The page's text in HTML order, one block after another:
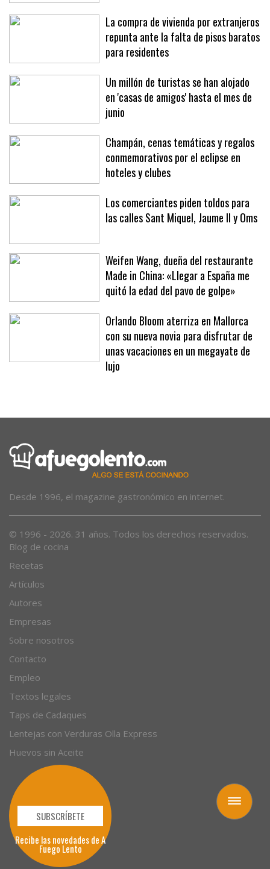
Toggle
navigation
La compra de vivienda por extranjeros
repunta ante la falta de pisos baratos
para residentes
Un millón de turistas se han alojado
en 'casas de amigos' hasta el mes de
junio
Champán, cenas temáticas y regalos
conmemorativos por el eclipse en
hoteles y clubes
Los comerciantes piden toldos para
las calles Sant Miquel, Jaume II y Oms
Weifen Wang, dueña del restaurante
Made in China: «Llegar a España me
quitó la edad del pavo de golpe»
Orlando Bloom aterriza en Mallorca
con su nueva novia para disfrutar de
unas vacaciones en un megayate de
lujo
Desde 1996, el magazine gastronómico en internet.
© 1996 - 2026. 31 años. Todos los derechos reservados.
Blog de cocina
Recetas
Artículos
Autores
Empresas
Sobre nosotros
Contacto
Empleo
Textos legales
Taps de Cadaques
Lentejas con Verduras Olla Express
Huevos sin Aceite
SUBSCRÍBETE
Recibe las novedades de A
Fuego Lento